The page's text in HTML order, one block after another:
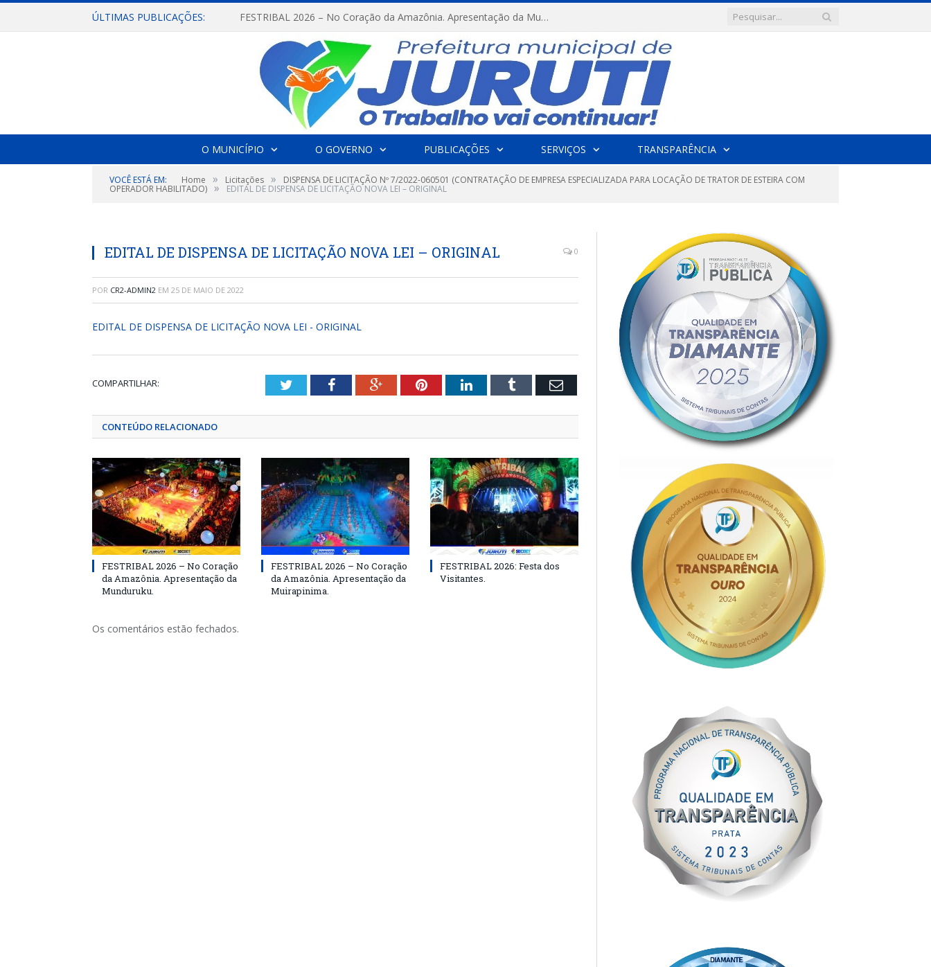
ÚLTIMAS PUBLICAÇÕES: FESTRIBAL 2026 – No Coração da Amazônia. Apresentação da Munduruku.
O MUNICÍPIO O GOVERNO PUBLICAÇÕES SERVIÇOS TRANSPARÊNCIA
VOCÊ ESTÁ EM: Home » Licitações » DISPENSA DE LICITAÇÃO Nº 7/2022-060501 (CONTRATAÇÃO DE EMPRESA ESPECIALIZADA PARA LOCAÇÃO DE TRATOR DE ESTEIRA COM
OPERADOR HABILITADO) » EDITAL DE DISPENSA DE LICITAÇÃO NOVA LEI – ORIGINAL
EDITAL DE DISPENSA DE LICITAÇÃO NOVA LEI – ORIGINAL 0
POR CR2-ADMIN2 EM 25 DE MAIO DE 2022
EDITAL DE DISPENSA DE LICITAÇÃO NOVA LEI - ORIGINAL
COMPARTILHAR: TwitterFacebookGoogle+PinterestLinkedInTumblr Email
CONTEÚDO RELACIONADO
FESTRIBAL 2026 – No Coração
da Amazônia. Apresentação da
Munduruku.
FESTRIBAL 2026 – No Coração
da Amazônia. Apresentação da
Muirapinima.
FESTRIBAL 2026: Festa dos
Visitantes.
Os comentários estão fechados.